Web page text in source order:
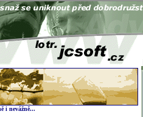
i nevážně...